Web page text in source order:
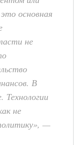
основная
не
В
Технологии
не
—